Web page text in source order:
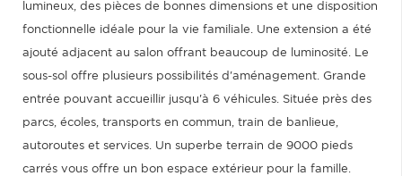
lumineux, des pièces de bonnes dimensions et une disposition
fonctionnelle idéale pour la vie familiale. Une extension a été
ajouté adjacent au salon offrant beaucoup de luminosité. Le
sous-sol offre plusieurs possibilités d'aménagement. Grande
entrée pouvant accueillir jusqu'à 6 véhicules. Située près des
parcs, écoles, transports en commun, train de banlieue,
autoroutes et services. Un superbe terrain de 9000 pieds
carrés vous offre un bon espace extérieur pour la famille.